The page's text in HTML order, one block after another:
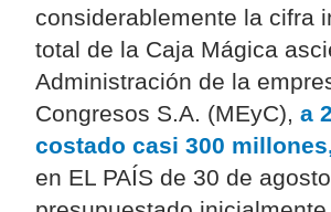
considerablemente la cifra
total de la Caja Mágica
Administración de la
Congresos S.A. (MEyC), a
costado casi 300
en EL PAÍS de 30 de